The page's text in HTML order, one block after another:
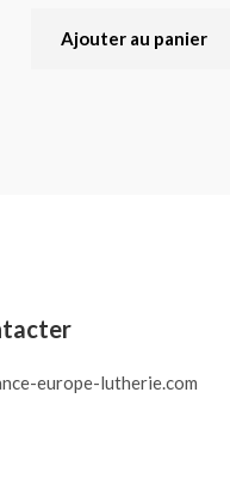
Ajouter au panier
europe-lutherie.com